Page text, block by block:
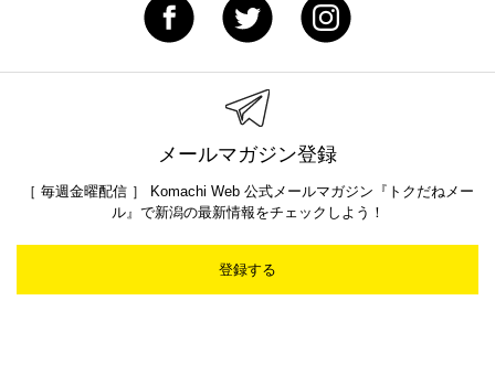
メールマガジン登録
［ 毎週金曜配信 ］ Komachi Web 公式メールマガジン『トクだねメー
ル』で新潟の最新情報をチェックしよう！
登録する